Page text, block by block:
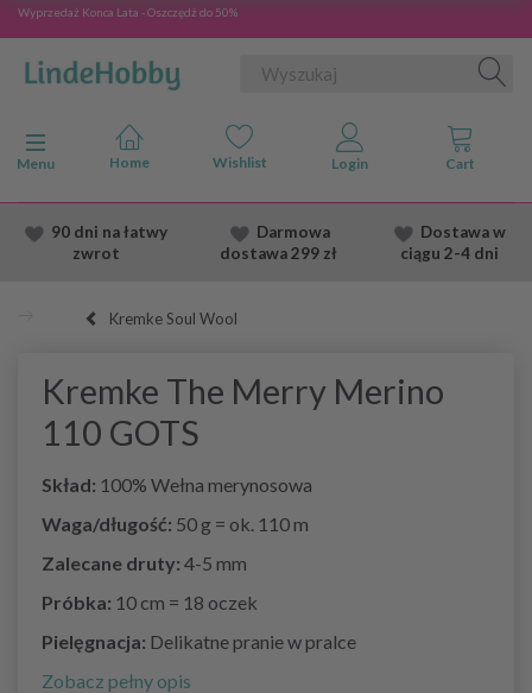
Wyprzedaż Konca Lata - Oszczędź do 50%
Przełącz nawigację
Menu
90 dni na łatwy
zwrot
Darmowa
dostawa299 zł
Dostawaw
ciągu 2-4 dni
Kremke Soul Wool
Kremke The Merry Merino
110 GOTS
Skład: 100% Wełna merynosowa
Waga/długość: 50 g = ok. 110 m
Zalecane druty: 4-5 mm
Próbka: 10 cm = 18 oczek
Pielęgnacja: Delikatne pranie w pralce
Zobacz pełny opis